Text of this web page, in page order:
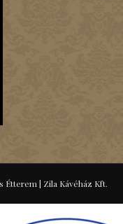
Étterem | Zila Kávéház Kft.